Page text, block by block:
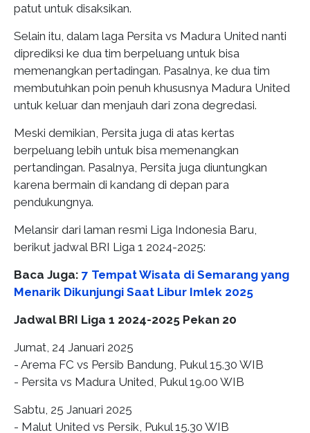
patut untuk disaksikan.
Selain itu, dalam laga Persita vs Madura United nanti
diprediksi ke dua tim berpeluang untuk bisa
memenangkan pertadingan. Pasalnya, ke dua tim
membutuhkan poin penuh khususnya Madura United
untuk keluar dan menjauh dari zona degredasi.
Meski demikian, Persita juga di atas kertas
berpeluang lebih untuk bisa memenangkan
pertandingan. Pasalnya, Persita juga diuntungkan
karena bermain di kandang di depan para
pendukungnya.
Melansir dari laman resmi Liga Indonesia Baru,
berikut jadwal BRI Liga 1 2024-2025:
Baca Juga: 7 Tempat Wisata di Semarang yang
Menarik Dikunjungi Saat Libur Imlek 2025
Jadwal BRI Liga 1 2024-2025 Pekan 20
Jumat, 24 Januari 2025
- Arema FC vs Persib Bandung, Pukul 15.30 WIB
- Persita vs Madura United, Pukul 19.00 WIB
Sabtu, 25 Januari 2025
- Malut United vs Persik, Pukul 15.30 WIB